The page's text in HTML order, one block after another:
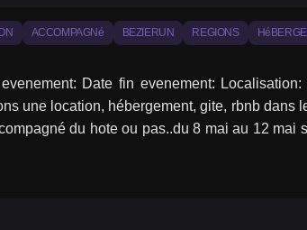
ACCOMPAGNé BEZIERUN REGIONS
Date fin evenement: Localisation:
une location, hébergement, gite, rbnb dans
du hote ou pas..du 8 mai au 12 mai